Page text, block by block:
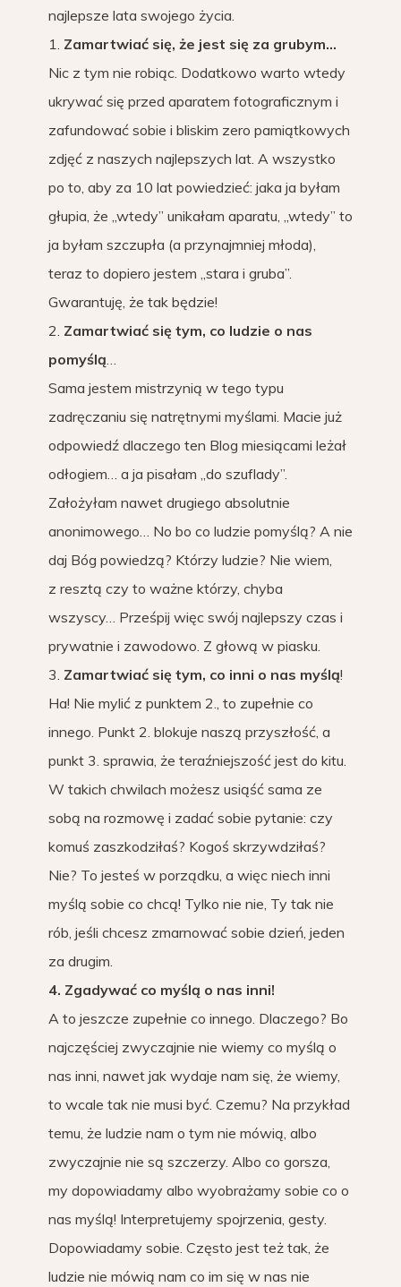
najlepsze lata swojego życia.
1. Zamartwiać się, że jest się za grubym…
Nic z tym nie robiąc. Dodatkowo warto wtedy
ukrywać się przed aparatem fotograficznym i
zafundować sobie i bliskim zero pamiątkowych
zdjęć z naszych najlepszych lat. A wszystko
po to, aby za 10 lat powiedzieć: jaka ja byłam
głupia, że „wtedy” unikałam aparatu, „wtedy” to
ja byłam szczupła (a przynajmniej młoda),
teraz to dopiero jestem „stara i gruba”.
Gwarantuję, że tak będzie!
2. Zamartwiać się tym, co ludzie o nas
pomyślą…
Sama jestem mistrzynią w tego typu
zadręczaniu się natrętnymi myślami. Macie już
odpowiedź dlaczego ten Blog miesiącami leżał
odłogiem… a ja pisałam „do szuflady”.
Założyłam nawet drugiego absolutnie
anonimowego… No bo co ludzie pomyślą? A nie
daj Bóg powiedzą? Którzy ludzie? Nie wiem,
z resztą czy to ważne którzy, chyba
wszyscy… Prześpij więc swój najlepszy czas i
prywatnie i zawodowo. Z głową w piasku.
3. Zamartwiać się tym, co inni o nas myślą!
Ha! Nie mylić z punktem 2., to zupełnie co
innego. Punkt 2. blokuje naszą przyszłość, a
punkt 3. sprawia, że teraźniejszość jest do kitu.
W takich chwilach możesz usiąść sama ze
sobą na rozmowę i zadać sobie pytanie: czy
komuś zaszkodziłaś? Kogoś skrzywdziłaś?
Nie? To jesteś w porządku, a więc niech inni
myślą sobie co chcą! Tylko nie nie, Ty tak nie
rób, jeśli chcesz zmarnować sobie dzień, jeden
za drugim.
4. Zgadywać co myślą o nas inni!
A to jeszcze zupełnie co innego. Dlaczego? Bo
najczęściej zwyczajnie nie wiemy co myślą o
nas inni, nawet jak wydaje nam się, że wiemy,
to wcale tak nie musi być. Czemu? Na przykład
temu, że ludzie nam o tym nie mówią, albo
zwyczajnie nie są szczerzy. Albo co gorsza,
my dopowiadamy albo wyobrażamy sobie co o
nas myślą! Interpretujemy spojrzenia, gesty.
Dopowiadamy sobie. Często jest też tak, że
ludzie nie mówią nam co im się w nas nie